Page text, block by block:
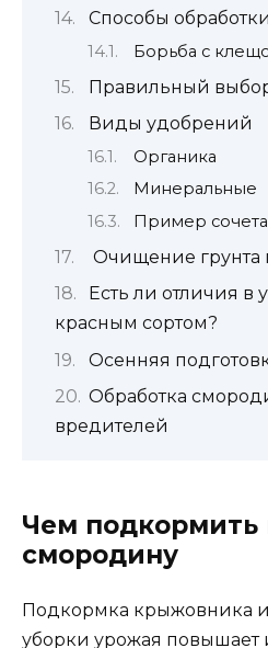
Способы обработки
Борьба с
Правильный
Виды удобрений
Органика
Минеральные
Пример
Очищение грунта
Есть ли отличия в
красным сортом?
Осенняя
Обработка
вредителей
Чем
смородину
Подкормка крыжовника
уборки урожая повышает